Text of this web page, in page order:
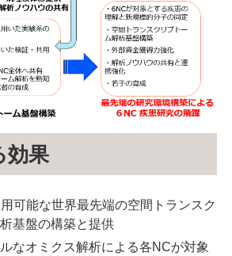
効果
可能な世界最先端の空間トランスク
基盤の構築と提供
なオミクス解析による各NCが対象